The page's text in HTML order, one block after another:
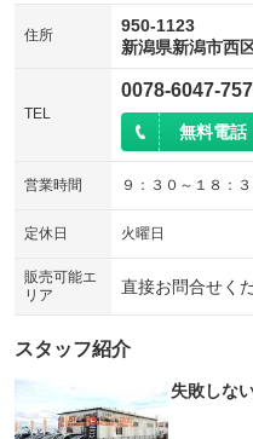
住所
950-1123
新潟県新潟市西
TEL
0078-6047-
無料電話
営業時間 ９：３０～１８：３
定休日 火曜日
販売可能エ
リア
直接お問合せく
スタッフ紹介
失敗しな